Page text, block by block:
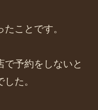
ことです。
で予約をしないと
た。